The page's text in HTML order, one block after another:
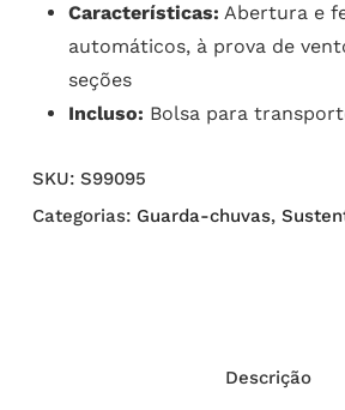
Características: Abertura e
automáticos, à prova de
seções
Incluso: Bolsa para
SKU: S99095
Categorias: Guarda-chuvas,
Descrição